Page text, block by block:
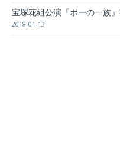
宝塚花組公演『ポーの一族
2018-01-13